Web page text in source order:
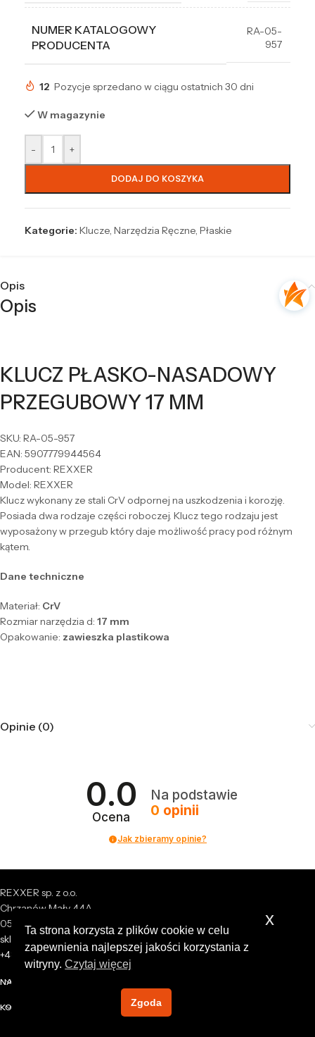
NUMER KATALOGOWY
PRODUCENTA
RA-05-
957
12 Pozycje sprzedano w ciągu ostatnich 30 dni
W magazynie
- +
DODAJ DO KOSZYKA
Kategorie: Klucze, Narzędzia Ręczne, Płaskie
Opis
Opis
KLUCZ PŁASKO-NASADOWY
PRZEGUBOWY 17 MM
SKU: RA-05-957
EAN: 5907779944564
Producent: REXXER
Model: REXXER
Klucz wykonany ze stali CrV odpornej na uszkodzenia i korozję.
Posiada dwa rodzaje części roboczej. Klucz tego rodzaju jest
wyposażony w przegub który daje możliwość pracy pod różnym
kątem.
Dane techniczne
Materiał: CrV
Rozmiar narzędzia d: 17 mm
Opakowanie: zawieszka plastikowa
Opinie (0)
0.0
Ocena
Na podstawie
0 opinii
Jak zbieramy opinie?
REXXER sp. z o.o.
Chrzanów Mały 44A
05-825 Grodzisk Mazowiecki
sklep@rexxer.pl
+48 512 477 473
NASZA FIRMA
KONTO
Ta strona korzysta z plików cookie w celu
zapewnienia najlepszej jakości korzystania z
witryny.Czytaj więcej
Zgoda
x